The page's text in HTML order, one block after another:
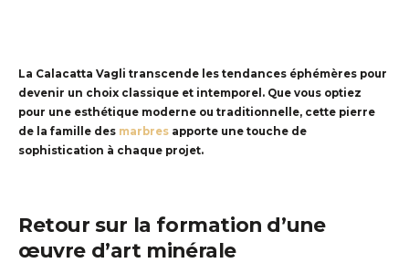
La Calacatta Vagli transcende les tendances éphémères pour
devenir un choix classique et intemporel. Que vous optiez
pour une esthétique moderne ou traditionnelle, cette pierre
de la famille des marbres apporte une touche de
sophistication à chaque projet.
Retour sur la formation d’une
œuvre d’art minérale